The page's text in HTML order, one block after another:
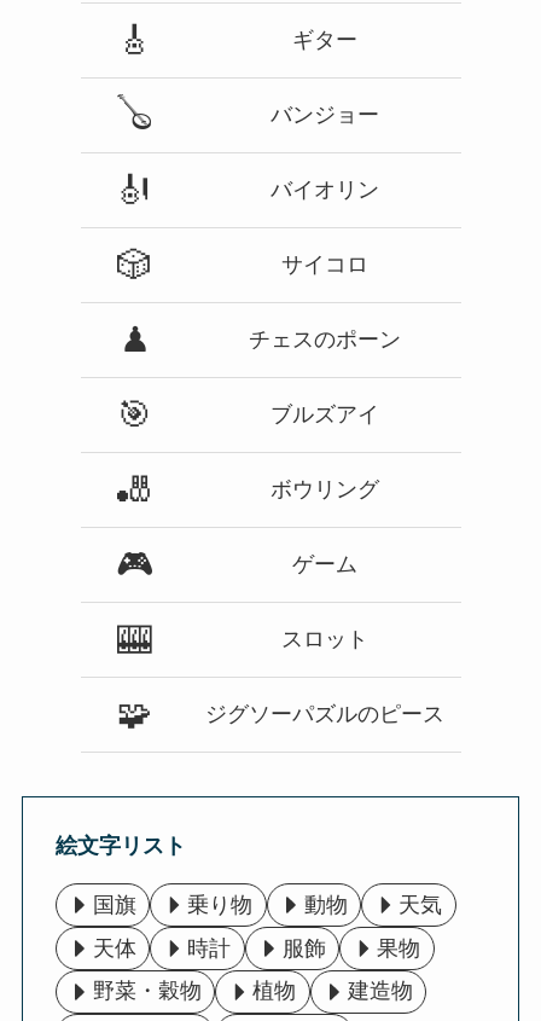
🎸 ギター
🪕 バンジョー
🎻 バイオリン
🎲 サイコロ
♟ チェスのポーン
🎯 ブルズアイ
🎳 ボウリング
🎮 ゲーム
🎰 スロット
🧩 ジグソーパズルのピース
絵文字リスト
国旗 乗り物 動物
天気
天体
時計 服飾
果物
野菜・穀物
植物
建造物